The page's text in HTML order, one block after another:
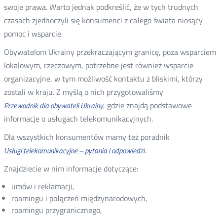
swoje prawa. Warto jednak podkreślić, że w tych trudnych
czasach zjednoczyli się konsumenci z całego świata niosący
pomoc i wsparcie.
Obywatelom Ukrainy przekraczającym granicę, poza wsparciem
lokalowym, rzeczowym, potrzebne jest również wsparcie
organizacyjne, w tym możliwość kontaktu z bliskimi, którzy
zostali w kraju. Z myślą o nich przygotowaliśmy
Przewodnik dla obywateli Ukrainy, gdzie znajdą podstawowe
informacje o usługach telekomunikacyjnych.
Dla wszystkich konsumentów mamy też poradnik
Usługi telekomunikacyjne – pytania i odpowiedzi.
Znajdziecie w nim informacje dotyczące:
umów i reklamacji,
roamingu i połączeń międzynarodowych,
roamingu przygranicznego,